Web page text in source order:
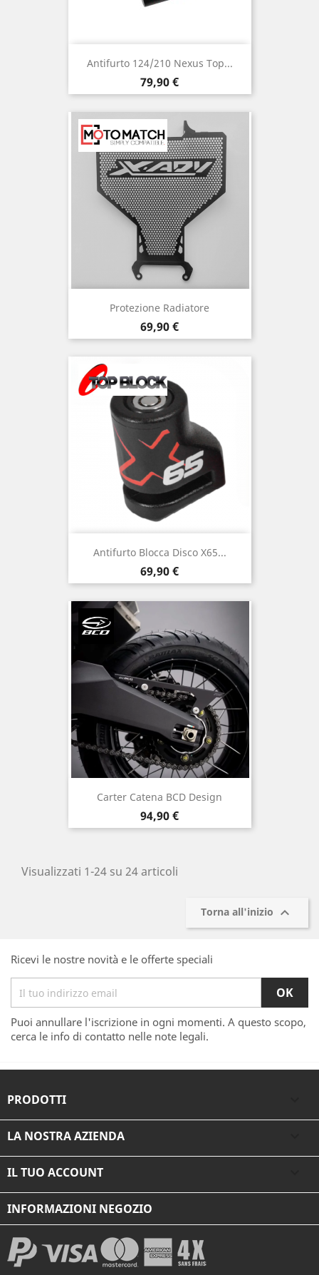
Antifurto 124/210 Nexus Top...
Prezzo
79,90 €
Protezione Radiatore
Prezzo
69,90 €
Antifurto Blocca Disco X65...
Prezzo
69,90 €
Carter Catena BCD Design
Prezzo
94,90 €
Visualizzati 1-24 su 24 articoli
Torna all'inizio 
Ricevi le nostre novità e le offerte speciali
Puoi annullare l'iscrizione in ogni momenti. A questo scopo,
cerca le info di contatto nelle note legali.
PRODOTTI
LA NOSTRA AZIENDA
IL TUO ACCOUNT
INFORMAZIONI NEGOZIO